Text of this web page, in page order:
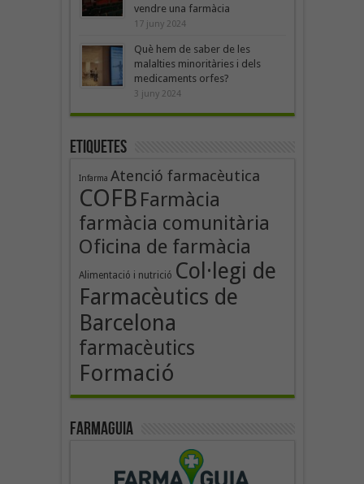
vendre una farmàcia
17 juny 2024
Què hem de saber de les
malalties minoritàries i dels
medicaments orfes?
3 juny 2024
Etiquetes
Infarma Atenció farmacèutica
COFB Farmàcia
farmàcia comunitària
Oficina de farmàcia
Alimentació i nutrició Col·legi de
Farmacèutics de
Barcelona
farmacèutics
Formació
Farmaguia